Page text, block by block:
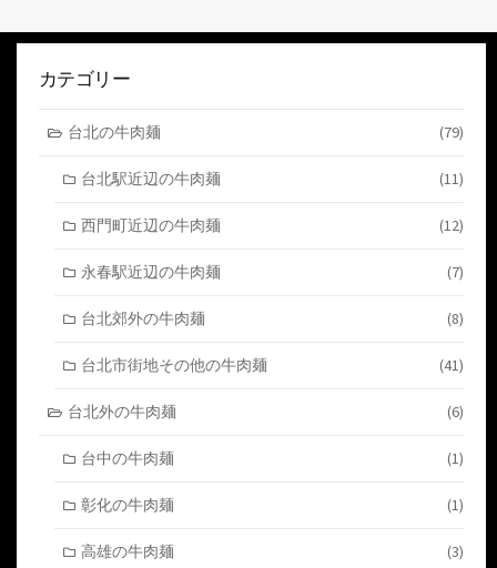
カテゴリー
台北の牛肉麺 (79)
台北駅近辺の牛肉麺 (11)
西門町近辺の牛肉麺 (12)
永春駅近辺の牛肉麺 (7)
台北郊外の牛肉麺 (8)
台北市街地その他の牛肉麺 (41)
台北外の牛肉麺 (6)
台中の牛肉麺 (1)
彰化の牛肉麺 (1)
高雄の牛肉麺 (3)